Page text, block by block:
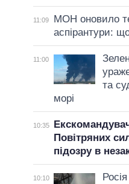
11:09
МОН оновило
аспірантури:
11:00
та
морі
10:35
Повітряних
підозру в
10:10